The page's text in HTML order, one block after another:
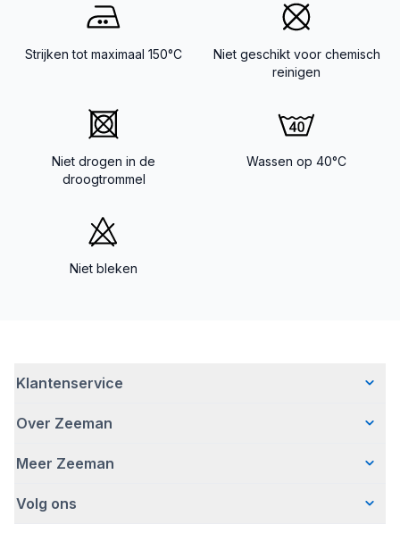
Strijken tot maximaal 150°C
Niet geschikt voor chemisch
reinigen
Niet drogen in de
droogtrommel
Wassen op 40°C
Niet bleken
Klantenservice
Veelgestelde vragen
Bezorgen
Retourneren
Over Zeeman
Wie wij zijn
Hoe wij verantwoord ondernemen
Meer Zeeman
Veiligheidswaarschuwing
Volg ons